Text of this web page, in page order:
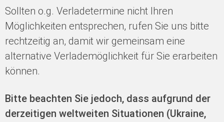
Sollten o.g. Verladetermine nicht Ihren
Möglichkeiten entsprechen, rufen Sie uns bitte
rechtzeitig an, damit wir gemeinsam eine
alternative Verlademöglichkeit für Sie erarbeiten
können.
Bitte beachten Sie jedoch, dass aufgrund der
derzeitigen weltweiten Situationen (Ukraine,